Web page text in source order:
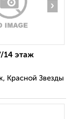
›
14 этаж
Красной Звезды